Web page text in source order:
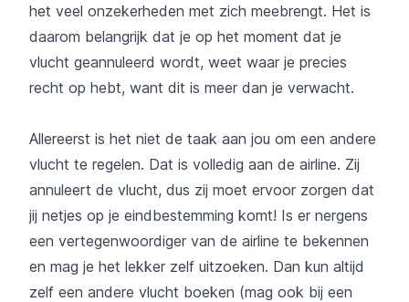
het veel onzekerheden met zich meebrengt. Het is
daarom belangrijk dat je op het moment dat je
vlucht geannuleerd wordt, weet waar je precies
recht op hebt, want dit is meer dan je verwacht.
Allereerst is het niet de taak aan jou om een andere
vlucht te regelen. Dat is volledig aan de airline. Zij
annuleert de vlucht, dus zij moet ervoor zorgen dat
jij netjes op je eindbestemming komt! Is er nergens
een vertegenwoordiger van de airline te bekennen
en mag je het lekker zelf uitzoeken. Dan kun altijd
zelf een andere vlucht boeken (mag ook bij een